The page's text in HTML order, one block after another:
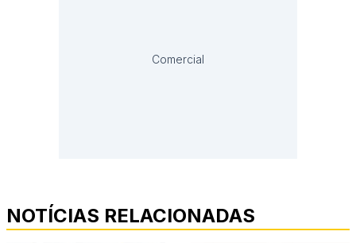
Comercial
NOTÍCIAS RELACIONADAS